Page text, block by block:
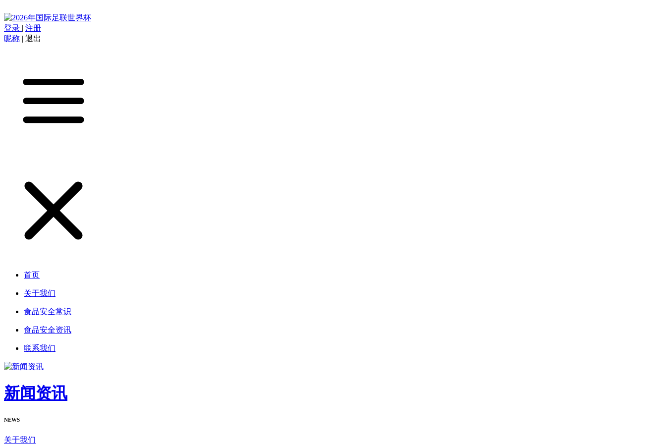
登录 | 注册
昵称 | 退出
首页
关于我们
食品安全常识
食品安全资讯
联系我们
新闻资讯
NEWS
关于我们